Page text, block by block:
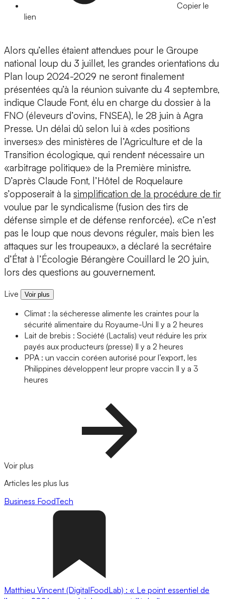
Copier le
lien
Alors qu’elles étaient attendues pour le Groupe
national loup du 3 juillet, les grandes orientations du
Plan loup 2024-2029 ne seront finalement
présentées qu’à la réunion suivante du 4 septembre,
indique Claude Font, élu en charge du dossier à la
FNO (éleveurs d’ovins, FNSEA), le 28 juin à Agra
Presse. Un délai dû selon lui à «des positions
inverses» des ministères de l’Agriculture et de la
Transition écologique, qui rendent nécessaire un
«arbitrage politique» de la Première ministre.
D’après Claude Font, l’Hôtel de Roquelaure
s’opposerait à la simplification de la procédure de tir
voulue par le syndicalisme (fusion des tirs de
défense simple et de défense renforcée). «Ce n’est
pas le loup que nous devons réguler, mais bien les
attaques sur les troupeaux», a déclaré la secrétaire
d’État à l’Écologie Bérangère Couillard le 20 juin,
lors des questions au gouvernement.
Live Voir plus
Climat : la sécheresse alimente les craintes pour la
sécurité alimentaire du Royaume-Uni Il y a 2 heures
Lait de brebis : Société (Lactalis) veut réduire les prix
payés aux producteurs (presse) Il y a 2 heures
PPA : un vaccin coréen autorisé pour l’export, les
Philippines développent leur propre vaccin Il y a 3
heures
Voir plus
Articles les plus lus
Business FoodTech
Matthieu Vincent (DigitalFoodLab) : « Le point essentiel de